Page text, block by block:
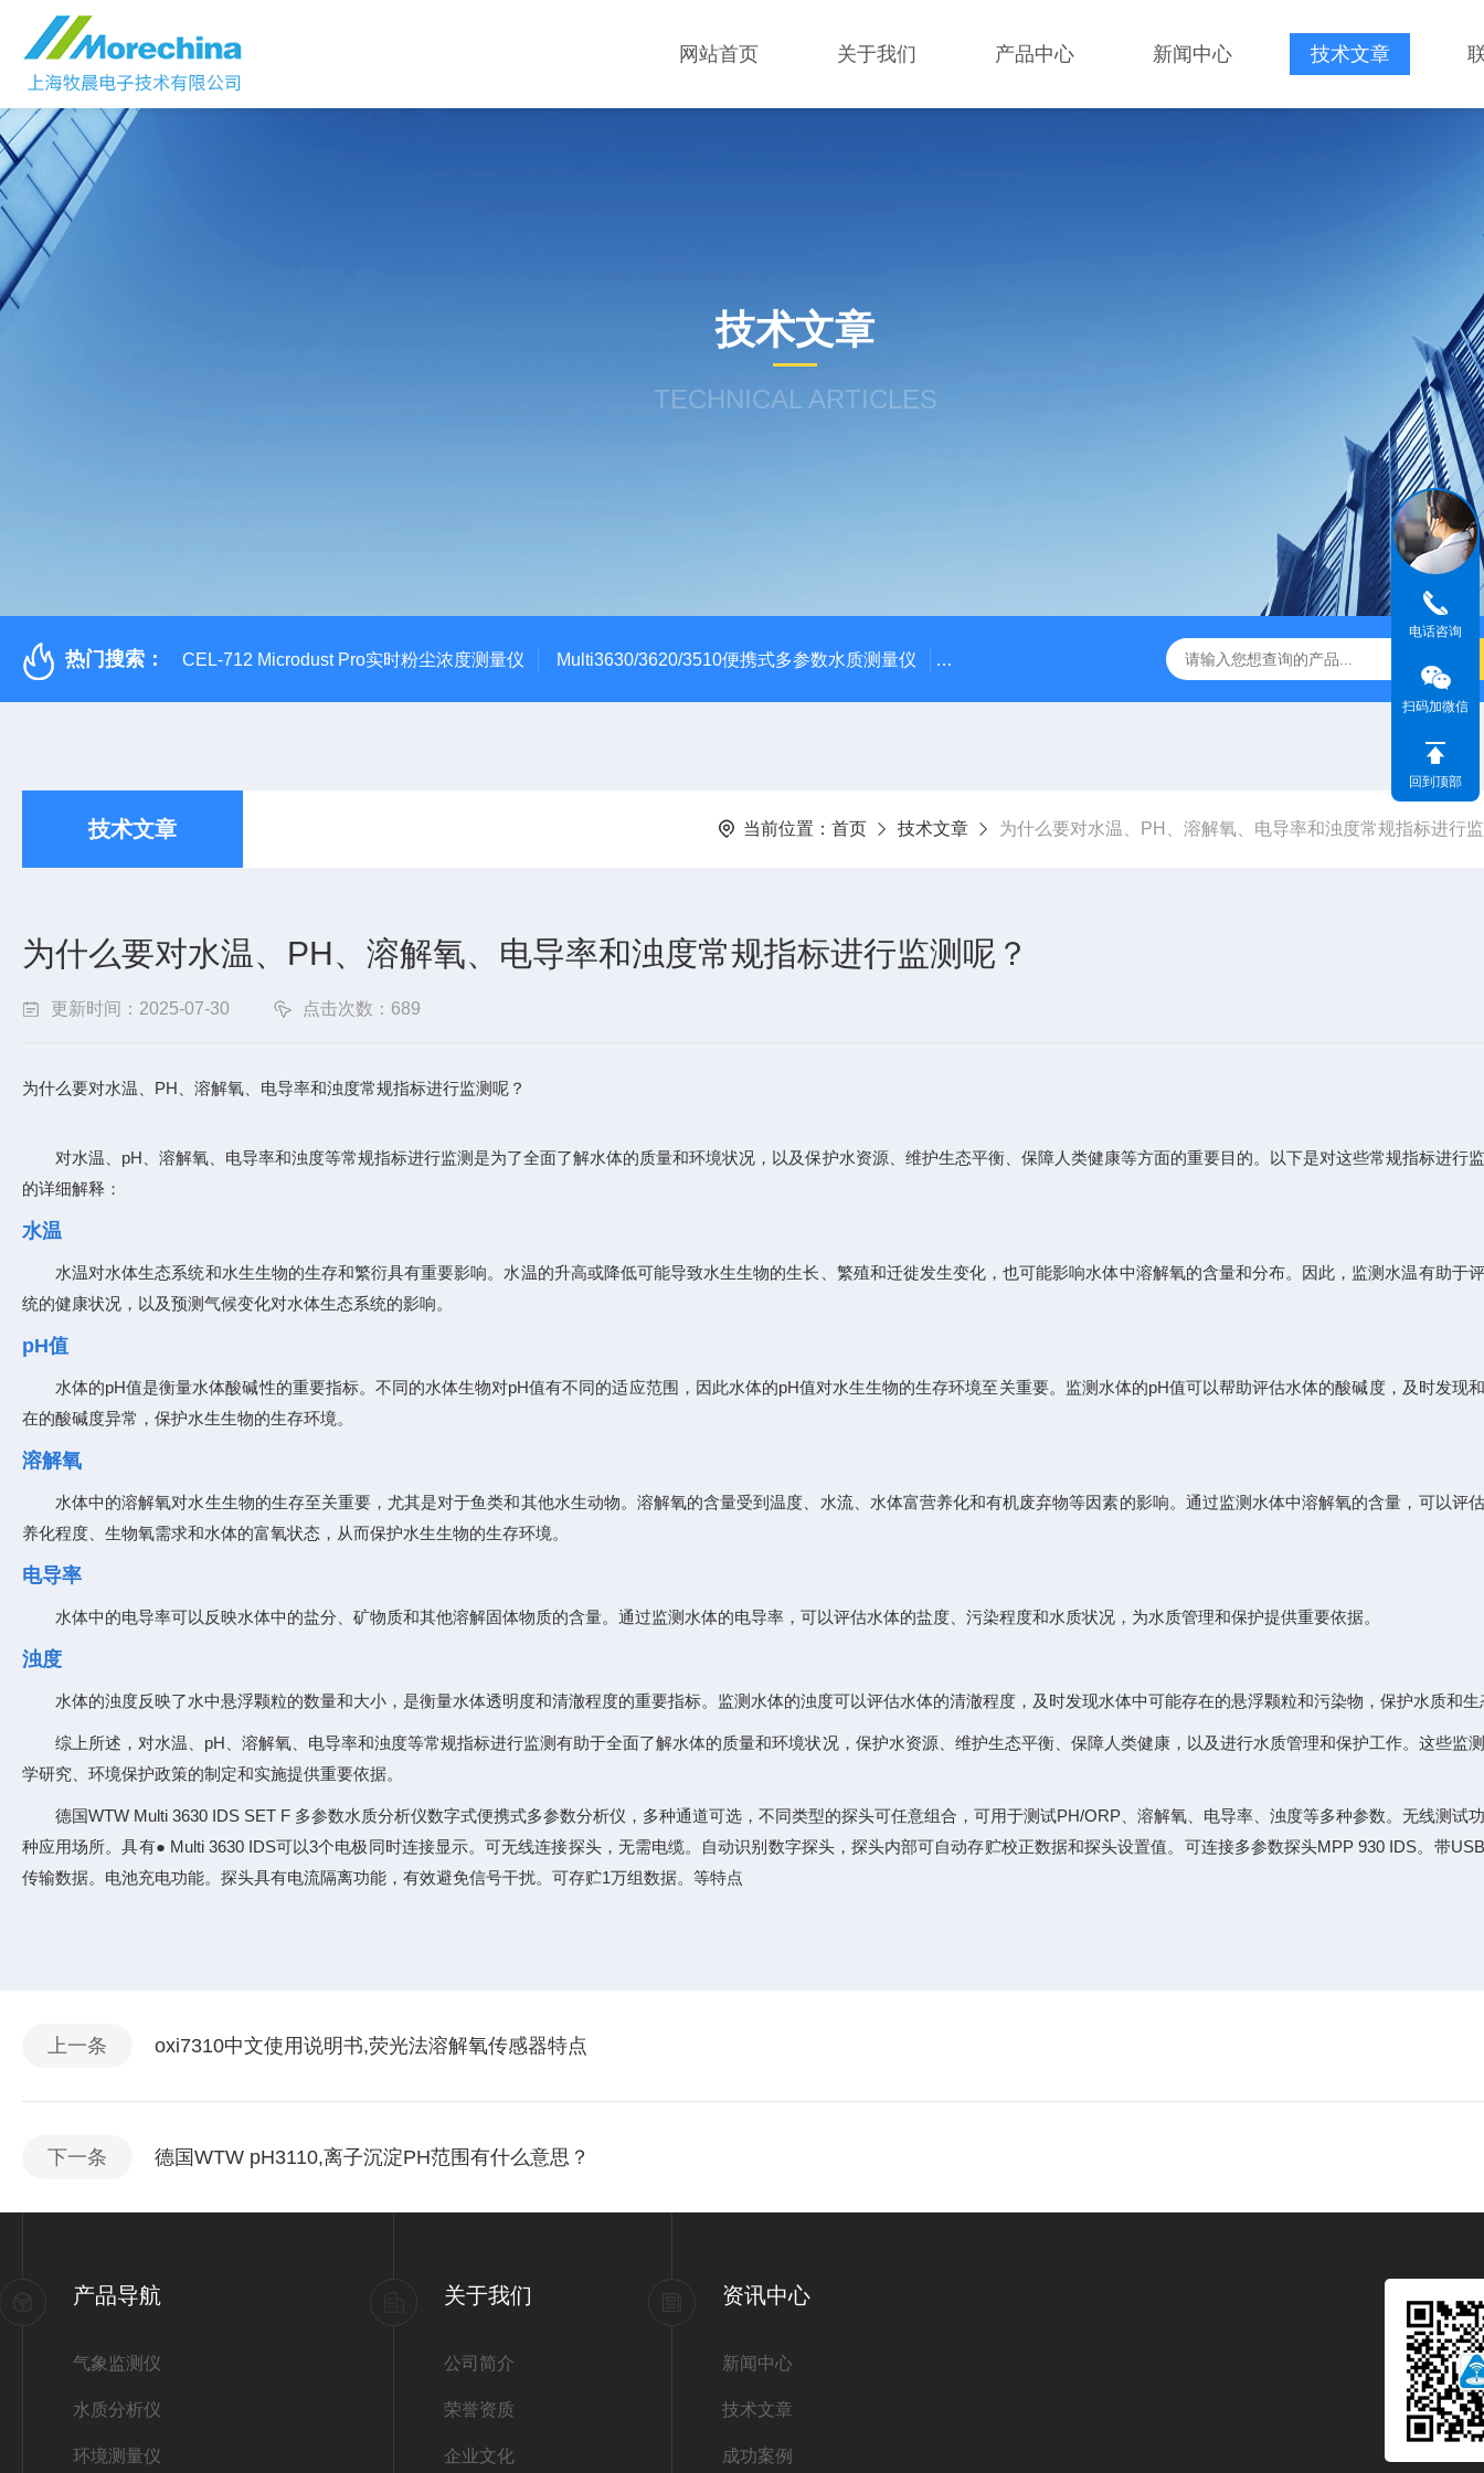
网站首页 关于我们 产品中心 新闻中心 技术文章
技术文章
TECHNICAL ARTICLES
热门搜索： CEL-712 Microdust Pro实时粉尘浓度测量仪 Multi3630/3620/3510便携式多参数水质测量仪 dBadge2CASELLA科赛乐个人声暴露计 PC-2200/2300进口激光
技术文章 当前位置： 首页 技术文章 为什么要对水温、PH、溶解氧、电导率和浊度常规指标进行
为什么要对水温、PH、溶解氧、电导率和浊度常规指标进行监测呢？
更新时间：2025-07-30 点击次数：689
为什么要对水温、PH、溶解氧、电导率和浊度常规指标进行监测呢？
对水温、pH、溶解氧、电导率和浊度等常规指标进行监测是为了全面了解水体的质量和环境状况，以及保护水资源、维护生态平衡、保障人类健康等方面的重要目的。以下是对这些常规指标进行
的详细解释：
水温
水温对水体生态系统和水生生物的生存和繁衍具有重要影响。水温的升高或降低可能导致水生生物的生长、繁殖和迁徙发生变化，也可能影响水体中溶解氧的含量和分布。因此，监测水温有助于
统的健康状况，以及预测气候变化对水体生态系统的影响。
pH值
水体的pH值是衡量水体酸碱性的重要指标。不同的水体生物对pH值有不同的适应范围，因此水体的pH值对水生生物的生存环境至关重要。监测水体的pH值可以帮助评估水体的酸碱度，及时发现
在的酸碱度异常，保护水生生物的生存环境。
溶解氧
水体中的溶解氧对水生生物的生存至关重要，尤其是对于鱼类和其他水生动物。溶解氧的含量受到温度、水流、水体富营养化和有机废弃物等因素的影响。通过监测水体中溶解氧的含量，可以评
养化程度、生物氧需求和水体的富氧状态，从而保护水生生物的生存环境。
电导率
水体中的电导率可以反映水体中的盐分、矿物质和其他溶解固体物质的含量。通过监测水体的电导率，可以评估水体的盐度、污染程度和水质状况，为水质管理和保护提供重要依据。
浊度
水体的浊度反映了水中悬浮颗粒的数量和大小，是衡量水体透明度和清澈程度的重要指标。监测水体的浊度可以评估水体的清澈程度，及时发现水体中可能存在的悬浮颗粒和污染物，保护水质和生
综上所述，对水温、pH、溶解氧、电导率和浊度等常规指标进行监测有助于全面了解水体的质量和环境状况，保护水资源、维护生态平衡、保障人类健康，以及进行水质管理和保护工作。这些监
学研究、环境保护政策的制定和实施提供重要依据。
德国WTW Multi 3630 IDS SET F 多参数水质分析仪数字式便携式多参数分析仪，多种通道可选，不同类型的探头可任意组合，可用于测试PH/ORP、溶解氧、电导率、浊度等多种参数。无线测试
种应用场所。具有● Multi 3630 IDS可以3个电极同时连接显示。可无线连接探头，无需电缆。自动识别数字探头，探头内部可自动存贮校正数据和探头设置值。可连接多参数探头MPP 930 IDS。带
传输数据。电池充电功能。探头具有电流隔离功能，有效避免信号干扰。可存贮1万组数据。等特点
上一条 oxi7310中文使用说明书,荧光法溶解氧传感器特点
下一条 德国WTW pH3110,离子沉淀PH范围有什么意思？
产品导航
气象监测仪
水质分析仪
环境测量仪
关于我们
公司简介
荣誉资质
企业文化
资讯中心
新闻中心
技术文章
成功案例
电话咨询
扫码加微信
回到顶部